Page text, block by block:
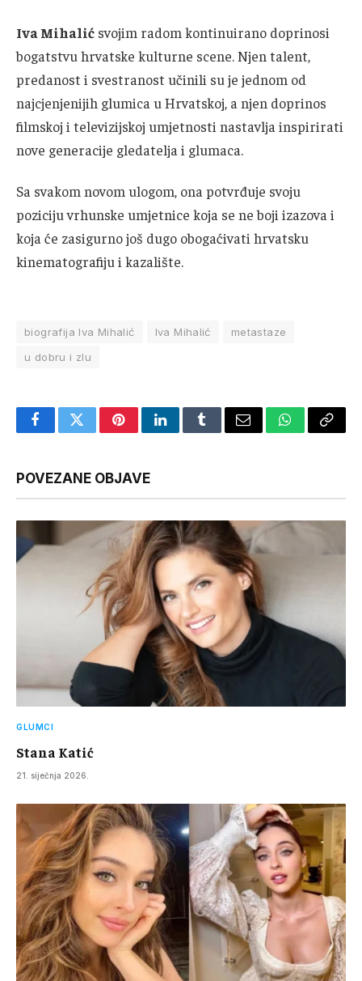
Iva Mihalić svojim radom kontinuirano doprinosi
bogatstvu hrvatske kulturne scene. Njen talent,
predanost i svestranost učinili su je jednom od
najcjenjenijih glumica u Hrvatskoj, a njen doprinos
filmskoj i televizijskoj umjetnosti nastavlja inspirirati
nove generacije gledatelja i glumaca.
Sa svakom novom ulogom, ona potvrđuje svoju
poziciju vrhunske umjetnice koja se ne boji izazova i
koja će zasigurno još dugo obogaćivati hrvatsku
kinematografiju i kazalište.
biografija Iva Mihalić Iva Mihalić
metastaze
u dobru i zlu
FacebookTwitterPinterestLinkedInTumblrEmail WhatsApp
Copy
POVEZANE OBJAVE
GLUMCI
Stana Katić
21. siječnja 2026.